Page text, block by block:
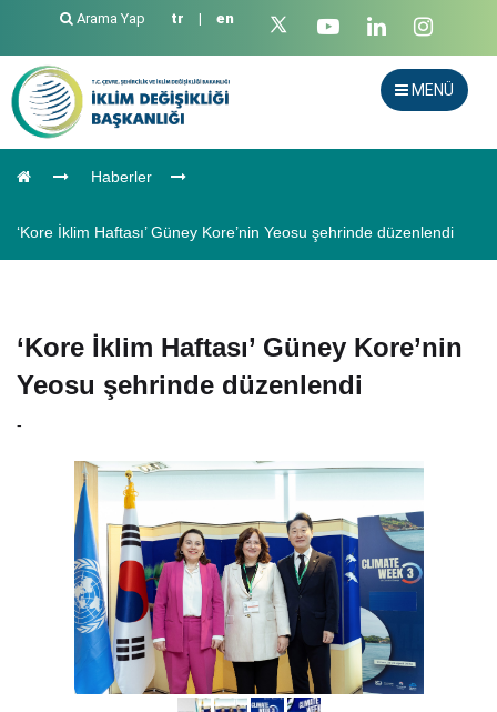
Arama Yap tr | en
MENÜ
Haberler
‘Kore İklim Haftası’ Güney Kore’nin Yeosu şehrinde düzenlendi
‘Kore İklim Haftası’ Güney Kore’nin
Yeosu şehrinde düzenlendi
-